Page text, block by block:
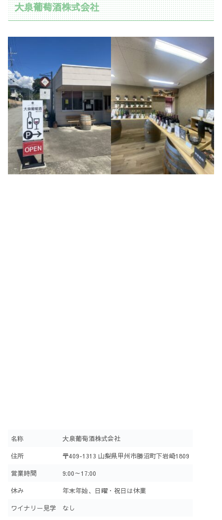
大泉葡萄酒株式会社
名称 大泉葡萄酒株式会社
住所 〒409-1313 山梨県甲州市勝沼町下岩崎1809
営業時間 9:00～17:00
休み 年末年始、日曜・祝日は休業
ワイナリー見学 なし